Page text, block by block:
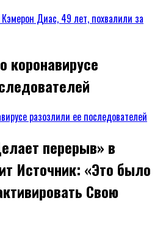
перерыв» в
Источник: «Это было
Свою